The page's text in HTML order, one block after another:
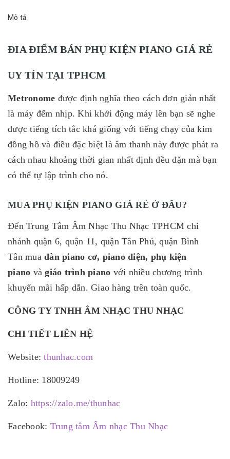
Mô tả
ĐIA ĐIỂM BÁN PHỤ KIỆN PIANO GIÁ RẺ
UY TÍN TẠI TPHCM
Metronome được định nghĩa theo cách đơn giản nhất
là máy đếm nhịp. Khi khởi động máy lên bạn sẽ nghe
được tiếng tích tắc khá giống với tiếng chạy của kim
đồng hồ và điều đặc biệt là âm thanh này được phát ra
cách nhau khoảng thời gian nhất định đều đặn mà bạn
có thể tự lập trình cho nó.
MUA PHỤ KIỆN PIANO GIÁ RẺ Ở ĐÂU?
Đến Trung Tâm Âm Nhạc Thu Nhạc TPHCM chi
nhánh quận 6, quận 11, quận Tân Phú, quận Bình
Tân muađàn piano cơ, piano điện, phụ kiện
piano vàgiáo trình piano với nhiều chương trình
khuyến mãi hấp dẫn. Giao hàng trên toàn quốc.
CÔNG TY TNHH ÂM NHẠC THU NHẠC
CHI TIẾT LIÊN HỆ
Website:thunhac.com
Hotline: 18009249
Zalo: https://zalo.me/thunhac
Facebook: Trung tâm Âm nhạc Thu Nhạc